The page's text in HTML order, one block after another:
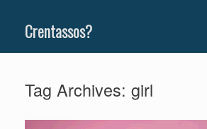
Crentassos?
Tag Archives: girl